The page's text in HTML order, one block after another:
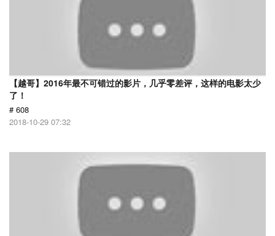
【越哥】2016年最不可错过的影片，几乎零差评，这样的电影太少
了！
# 608
2018-10-29 07:32